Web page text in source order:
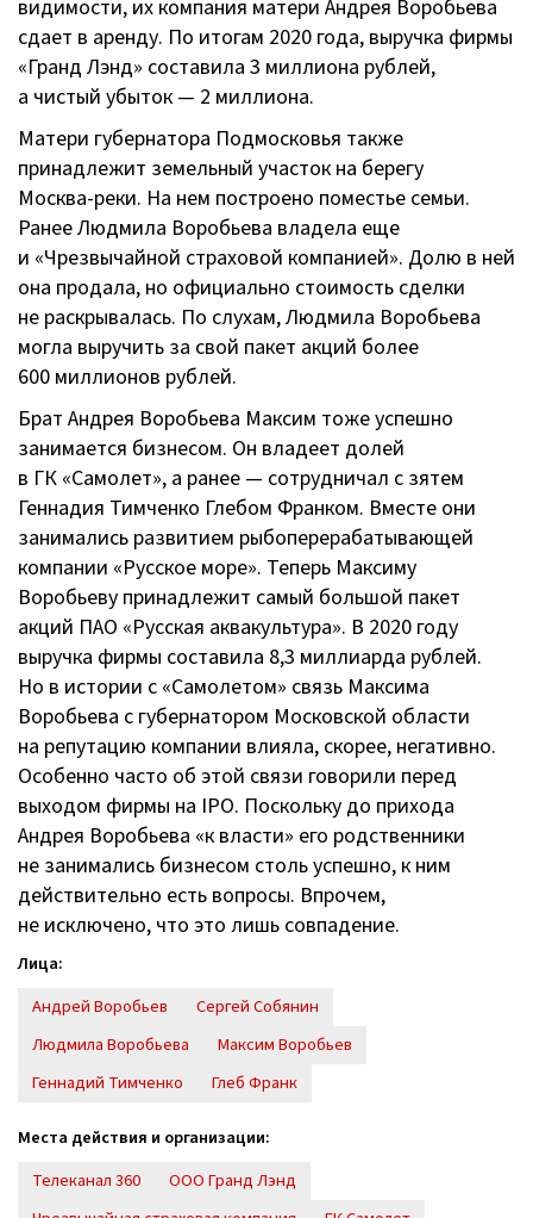
видимости, их компания матери Андрея Воробьева
сдает в аренду. По итогам 2020 года, выручка фирмы
«Гранд Лэнд» составила 3 миллиона рублей,
а чистый убыток — 2 миллиона.
Матери губернатора Подмосковья также
принадлежит земельный участок на берегу
Москва-реки. На нем построено поместье семьи.
Ранее Людмила Воробьева владела еще
и «Чрезвычайной страховой компанией». Долю в ней
она продала, но официально стоимость сделки
не раскрывалась. По слухам, Людмила Воробьева
могла выручить за свой пакет акций более
600 миллионов рублей.
Брат Андрея Воробьева Максим тоже успешно
занимается бизнесом. Он владеет долей
в ГК «Самолет», а ранее — сотрудничал с зятем
Геннадия Тимченко Глебом Франком. Вместе они
занимались развитием рыбоперерабатывающей
компании «Русское море». Теперь Максиму
Воробьеву принадлежит самый большой пакет
акций ПАО «Русская аквакультура». В 2020 году
выручка фирмы составила 8,3 миллиарда рублей.
Но в истории с «Самолетом» связь Максима
Воробьева с губернатором Московской области
на репутацию компании влияла, скорее, негативно.
Особенно часто об этой связи говорили перед
выходом фирмы на IPO. Поскольку до прихода
Андрея Воробьева «к власти» его родственники
не занимались бизнесом столь успешно, к ним
действительно есть вопросы. Впрочем,
не исключено, что это лишь совпадение.
Лица:
Андрей Воробьев
Сергей Собянин
Людмила Воробьева
Максим Воробьев
Геннадий Тимченко
Глеб Франк
Места действия и организации:
Телеканал 360
ООО Гранд Лэнд